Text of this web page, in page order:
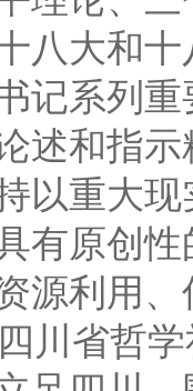
八大和
记系列
述和指
以重大
有原创
源利用
川省哲